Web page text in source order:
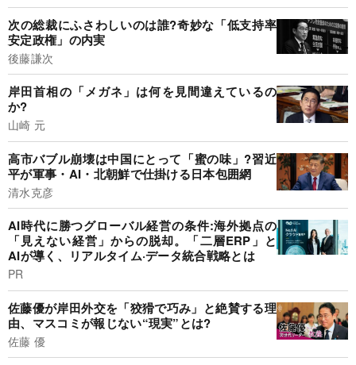
次の総裁にふさわしいのは誰?奇妙な「低支持率
安定政権」の内実
後藤謙次
岸田首相の「メガネ」は何を見間違えているの
か?
山崎 元
高市バブル崩壊は中国にとって「蜜の味」?習近
平が軍事・AI・北朝鮮で仕掛ける日本包囲網
清水克彦
AI時代に勝つグローバル経営の条件:海外拠点の
「見えない経営」からの脱却。「二層ERP」と
AIが導く、リアルタイム·データ統合戦略とは
PR
佐藤優が岸田外交を「狡猾で巧み」と絶賛する理
由、マスコミが報じない“現実”とは?
佐藤 優